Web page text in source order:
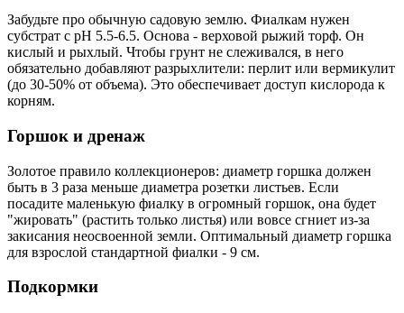
Забудьте про обычную садовую землю. Фиалкам нужен
субстрат с pH 5.5-6.5. Основа - верховой рыжий торф. Он
кислый и рыхлый. Чтобы грунт не слеживался, в него
обязательно добавляют разрыхлители: перлит или вермикулит
(до 30-50% от объема). Это обеспечивает доступ кислорода к
корням.
Горшок и дренаж
Золотое правило коллекционеров: диаметр горшка должен
быть в 3 раза меньше диаметра розетки листьев. Если
посадите маленькую фиалку в огромный горшок, она будет
"жировать" (растить только листья) или вовсе сгниет из-за
закисания неосвоенной земли. Оптимальный диаметр горшка
для взрослой стандартной фиалки - 9 см.
Подкормки